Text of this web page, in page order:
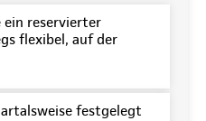
ein reservierter
flexibel, auf der
festgelegt